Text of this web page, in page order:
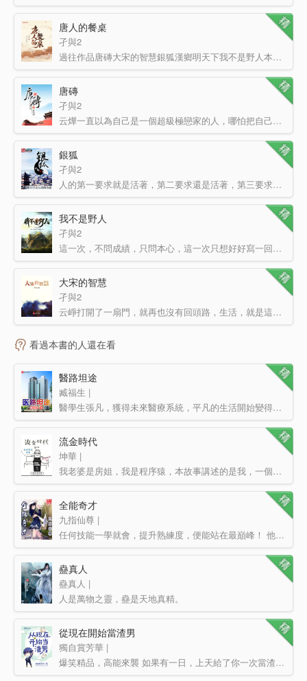
唐人的餐桌
孑與2
過往作品唐磚大宋的智慧銀狐漢鄉明天下我不是野人本本經典，最低平均訂閱——25000，最高平均訂閱——50000…
唐磚
孑與2
云燁一直以為自己是一個超級極戀家的人，哪怕把自己放在火星，也會綁架火星人讓他們送自己地球。現在麻煩了…
銀狐
孑與2
人的第一要求就是活著，第二要求還是活著，第三要求依舊是活著……在某些特定的環境下，活著就成了一種奢望…
我不是野人
孑與2
這一次，不問成績，只問本心，這一次只想好好寫一回書，這一次寫的是希望，寫的是我心中最深的夢想，我真的…
大宋的智慧
孑與2
云崢打開了一扇門，就再也沒有回頭路，生活，就是這個樣子，開了弓就沒有回頭箭，想回頭已是百年身。
看過本書的人還在看
醫路坦途
臧福生 |
醫學生張凡，獲得未來醫療系統，平凡的生活開始變得無限精彩。
流金時代
坤華 |
我老婆是房姐，我是程序猿，本故事講述的是我，一個東南大學高材生碩士，IT精英，如何被老婆這個小學畢業的…
全能奇才
九指仙尊 |
任何技能一學就會，提升熟練度，便能站在最巔峰！ 他是世界廚師聯合會名譽主席，擁有全球廚神美譽。 …
蠱真人
蠱真人 |
人是萬物之靈，蠱是天地真精。
昔日舊夢，同名新作。
一個穿越…
從現在開始當渣男
獨自賞芳華 |
爆笑精品，高能來襲 如果有一日，上天給了你一次當渣男的機會，你會如何選擇？ “我林軒就算是死，就…